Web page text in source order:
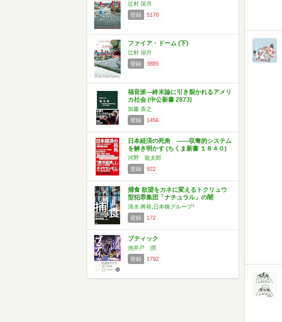
辻村 深月
登録
5170
ファイア・ドーム (下)
辻村 深月
登録
3885
福音派―終末論に引き裂かれるアメリ
カ社会 (中公新書 2873)
加藤 喜之
登録
1456
日本経済の死角 ――収奪的システム
を解き明かす (ちくま新書 １８４０)
河野 龍太郎
登録
922
捕食 欲望をカネに変えるトクリュウ
型犯罪集団「ナチュラル」の闇
清水 將裕,日本橋グループ*
登録
172
ブティック
池井戸 潤
登録
1792